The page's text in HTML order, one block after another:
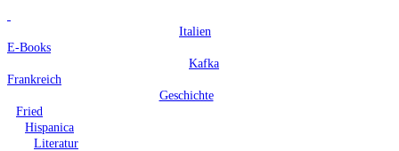
Italien
E-Books
Kafka
Frankreich
Geschichte
Fried
Hispanica
Literatur